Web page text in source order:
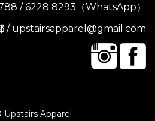
/ 6228 8293（WhatsApp）
/ upstairsapparel@gmail.com
Apparel